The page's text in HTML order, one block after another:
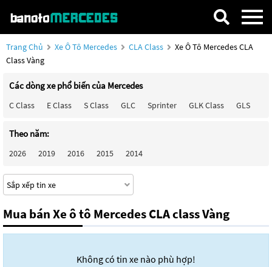
Trang Chủ Xe Ô Tô Mercedes CLA Class
Xe Ô Tô Mercedes CLA
Class Vàng
Các dòng xe phổ biến của Mercedes
C Class E Class S Class GLC Sprinter GLK Class GLS
Theo năm:
2026 2019 2016 2015 2014
Mua bán Xe ô tô Mercedes CLA class Vàng
Không có tin xe nào phù hợp!